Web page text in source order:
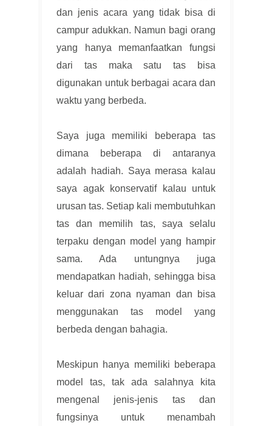
dan jenis acara yang tidak bisa di
campur adukkan. Namun bagi orang
yang hanya memanfaatkan fungsi
dari tas maka satu tas bisa
digunakan untuk berbagai acara dan
waktu yang berbeda.
Saya juga memiliki beberapa tas
dimana beberapa di antaranya
adalah hadiah. Saya merasa kalau
saya agak konservatif kalau untuk
urusan tas. Setiap kali membutuhkan
tas dan memilih tas, saya selalu
terpaku dengan model yang hampir
sama. Ada untungnya juga
mendapatkan hadiah, sehingga bisa
keluar dari zona nyaman dan bisa
menggunakan tas model yang
berbeda dengan bahagia.
Meskipun hanya memiliki beberapa
model tas, tak ada salahnya kita
mengenal jenis-jenis tas dan
fungsinya untuk menambah